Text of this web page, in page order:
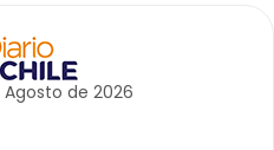
Agosto de 2026